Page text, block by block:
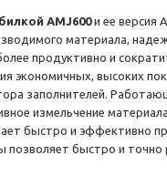
AMJ600и ее версия
материала,
продуктивно и
экономичных, высоких
заполнителей.
измельчение
быстро и эффективно
позволяет быстро и точно